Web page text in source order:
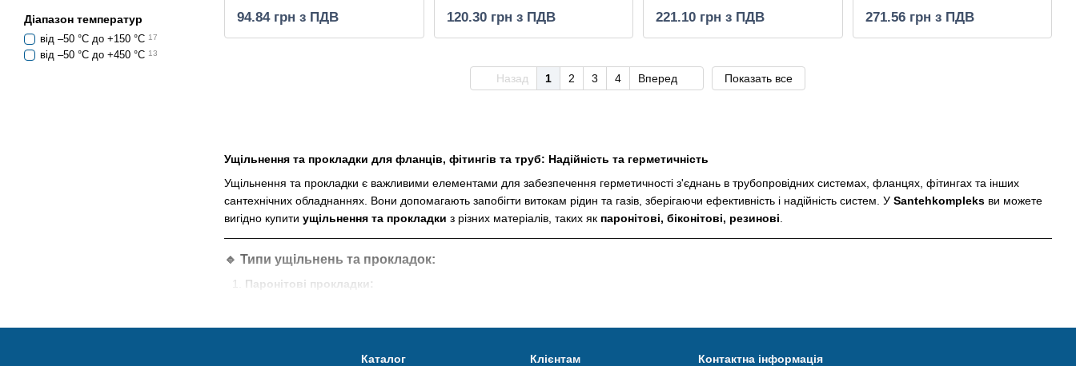
Ущільнення та прокладки для фланців, фітингів та труб: Надійність та герметичність
Ущільнення та прокладки є важливими елементами для забезпечення герметичності з'єднань в трубопровідних системах, фланцях, фітингах та інших
сантехнічних обладнаннях. Вони допомагають запобігти витокам рідин та газів, зберігаючи ефективність і надійність систем. У Santehkompleks ви можете
вигідно купити ущільнення та прокладки з різних матеріалів, таких як паронітові, біконітові, резинові.
🔹 Типи ущільнень та прокладок:
Паронітові прокладки:
Ідеальні для ущільнення з'єднань в трубопроводах, фланцях, котлах, насосах.
94.84 грн з ПДВ 120.30 грн з ПДВ 221.10 грн з ПДВ 271.56 грн з ПДВ
Назад 1 2 3 4 Вперед Показать все
Діапазон температур
від –50 °С до +150 °С 17
від –50 °С до +450 °С 13
Каталог Клієнтам Контактна інформація